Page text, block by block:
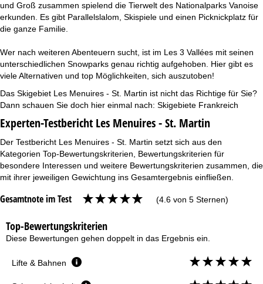
und Groß zusammen spielend die Tierwelt des Nationalparks Vanoise
erkunden. Es gibt Parallelslalom, Skispiele und einen Picknickplatz für
die ganze Familie.
Wer nach weiteren Abenteuern sucht, ist im Les 3 Vallées mit seinen
unterschiedlichen Snowparks genau richtig aufgehoben. Hier gibt es
viele Alternativen und top Möglichkeiten, sich auszutoben!
Das Skigebiet Les Menuires - St. Martin ist nicht das Richtige für Sie?
Dann schauen Sie doch hier einmal nach: Skigebiete Frankreich
Experten-Testbericht Les Menuires - St. Martin
Der Testbericht Les Menuires - St. Martin setzt sich aus den
Kategorien Top-Bewertungskriterien, Bewertungskriterien für
besondere Interessen und weitere Bewertungskriterien zusammen, die
mit ihrer jeweiligen Gewichtung ins Gesamtergebnis einfließen.
Gesamtnote im Test (4.6 von 5 Sternen)
Top-Bewertungskriterien
Diese Bewertungen gehen doppelt in das Ergebnis ein.
Lifte & Bahnen